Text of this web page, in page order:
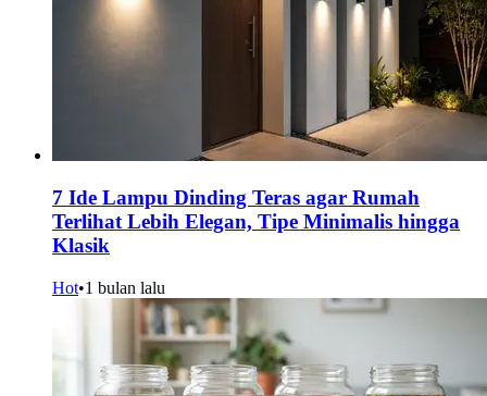
7 Ide Lampu Dinding Teras agar Rumah
Terlihat Lebih Elegan, Tipe Minimalis hingga
Klasik
Hot•1 bulan lalu